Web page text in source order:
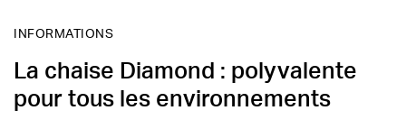
INFORMATIONS
La chaise Diamond : polyvalente
pour tous les environnements